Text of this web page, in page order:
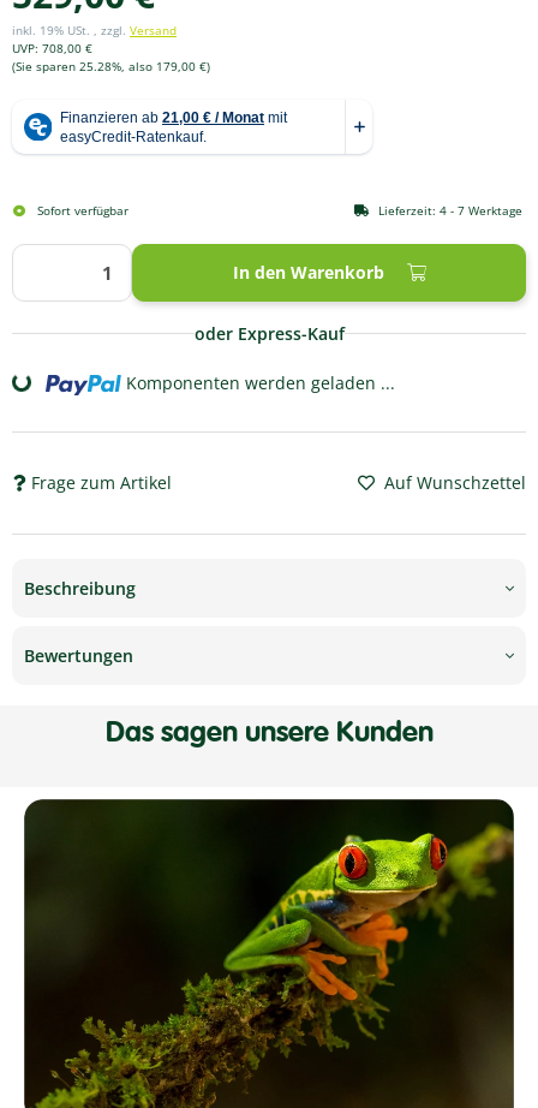
inkl. 19% USt. , zzgl. Versand
UVP: 708,00 €
(Sie sparen 25.28%, also 179,00 €)
In den Warenkorb
Sofort verfügbar Lieferzeit: 4 - 7 Werktage
oder Express-Kauf
Loading... Komponenten werden geladen ...
Frage zum Artikel Auf Wunschzettel
Beschreibung
Bewertungen
Das sagen unsere Kunden